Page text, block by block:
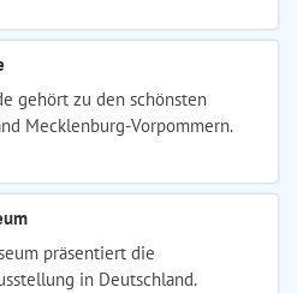
gehört zu den schönsten
Mecklenburg-Vorpommern.
präsentiert die
in Deutschland.